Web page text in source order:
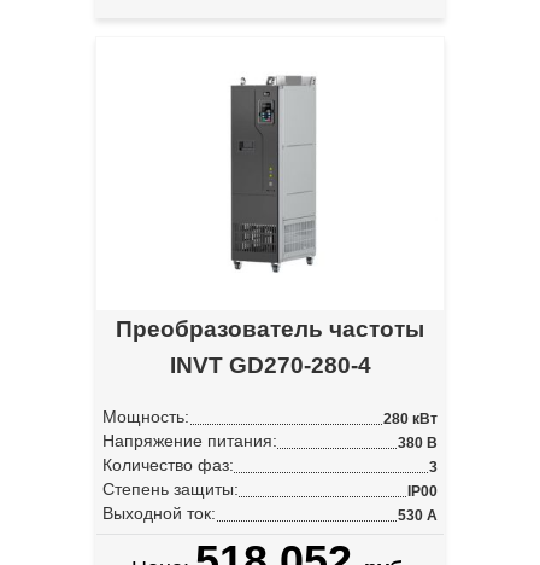
Преобразователь частоты
INVT GD270-280-4
Мощность: 280 кВт
Напряжение питания: 380 В
Количество фаз: 3
Степень защиты: IP00
Выходной ток: 530 А